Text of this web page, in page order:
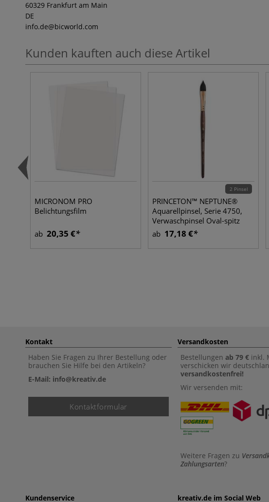
60329 Frankfurt am Main
DE
info.de@bicworld.com
Kunden kauften auch diese Artikel
MICRONOM PRO
Belichtungsfilm
ab 20,35 €
2 Pinsel
PRINCETON™ NEPTUNE®
Aquarellpinsel, Serie 4750,
Verwaschpinsel Oval-spitz
ab 17,18 €
Kontakt
Haben Sie Fragen zu Ihrer Bestellung oder
brauchen Sie Hilfe bei den Artikeln?
E-Mail: info@kreativ.de
Kontaktformular
Versandkosten
Bestellungen ab 79 € inkl.
verschicken wir
versandkostenfrei!
Wir versenden mit:
Weitere Fragen zu
Zahlungsarten?
Kundenservice kreativ.de im Social Web